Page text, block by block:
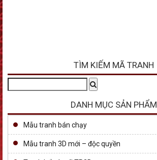
TÌM KIẾM MÃ TRANH
DANH MỤC SẢN PHẨM
Mẫu tranh bán chạy
Mẫu tranh 3D mới – độc quyền